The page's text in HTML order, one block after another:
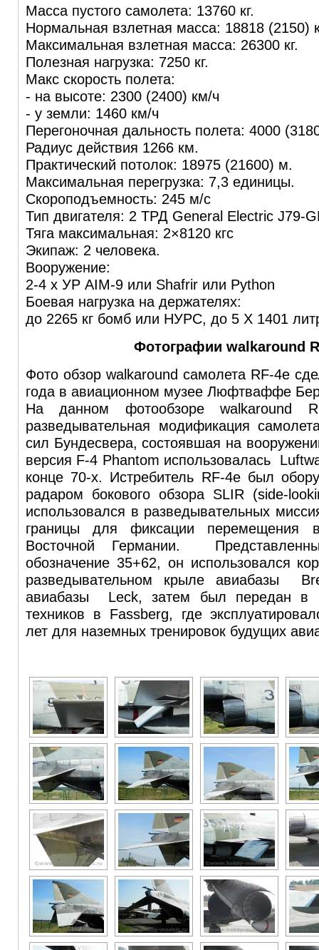
Масса пустого самолета: 13760 кг.
Нормальная взлетная масса: 18818 (2150)
Максимальная взлетная масса: 26300 кг.
Полезная нагрузка: 7250 кг.
Макс скорость полета:
- на высоте: 2300 (2400) км/ч
- у земли: 1460 км/ч
Перегоночная дальность полета: 4000
Радиус действия 1266 км.
Практический потолок: 18975 (21600) м.
Максимальная перегрузка: 7,3 единицы.
Скороподъемность: 245 м/с
Тип двигателя: 2 ТРД General Electric J79-
Тяга максимальная: 2×8120 кгс
Экипаж: 2 человека.
Вооружение:
2-4 х УР AIM-9 или Shafrir или Python
Боевая нагрузка на держателях:
до 2265 кг бомб или НУРС, до 5 Х 1401
Фотографии walkaround
Фото обзор walkaround самолета RF-4e
года в авиационном музее Люфтваффе
На данном фотообзоре walkaround
разведывательная модификация
сил Бундесвера, состоявшая на
версия F-4 Phantom использовалась
конце 70-х. Истребитель RF-4e был
радаром бокового обзора SLIR (side-
использовался в разведывательных
границы для фиксации перемещения
Восточной Германии.
обозначение 35+62, он использовался
разведывательном крыле авиабазы
авиабазы Leck, затем был передан в
техников в Fassberg, где
лет для наземных тренировок будущих